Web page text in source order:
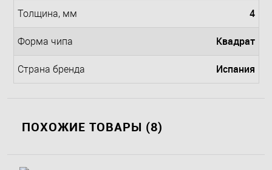
Толщина, мм 4
Форма чипа Квадрат
Страна бренда Испания
ПОХОЖИЕ ТОВАРЫ (8)